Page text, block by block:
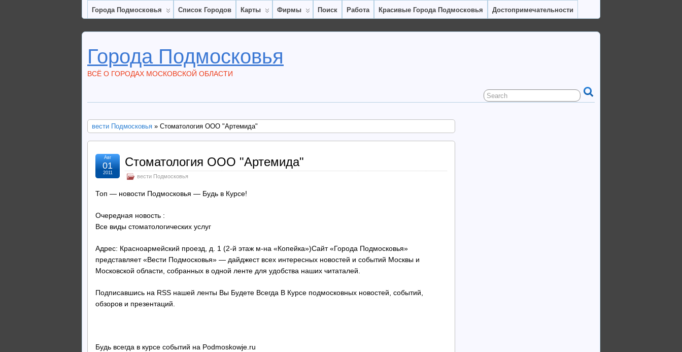
Города Подмосковья Список Городов Карты Фирмы Поиск Работа Красивые Города Подмосковья Достопримечательности
Города Подмосковья
ВСЁ О ГОРОДАХ МОСКОВСКОЙ ОБЛАСТИ
вести Подмосковья » Стоматология ООО "Артемида"
Стоматология ООО "Артемида"
вести Подмосковья
Авг
01
2011
Топ — новости Подмосковья — Будь в Курсе!
Очередная новость :
Все виды стоматологических услуг
Адрес: Красноармейский проезд, д. 1 (2-й этаж м-на «Копейка»)Сайт «Города Подмосковья»
представляет «Вести Подмосковья» — дайджест всех интересных новостей и событий Москвы и
Московской области, собранных в одной ленте для удобства наших читаталей.
Подписавшись на RSS нашей ленты Вы Будете Всегда В Курсе подмосковных новостей, событий,
обзоров и презентаций.
Будь всегда в курсе событий на Podmoskowje.ru